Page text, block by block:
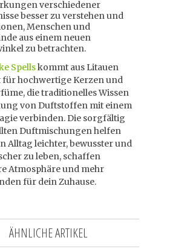
verschiedener
besser zu verstehen und
Menschen und
aus einem neuen
zu betrachten.
Spellskommt aus Litauen
für hochwertige Kerzen und
die traditionelles Wissen
von Duftstoffen mit einem
verbinden. Die sorgfältig
Duftmischungen helfen
Alltag leichter, bewusster und
zu leben, schaffen
Atmosphäre und mehr
für dein Zuhause.
ÄHNLICHE ARTIKEL